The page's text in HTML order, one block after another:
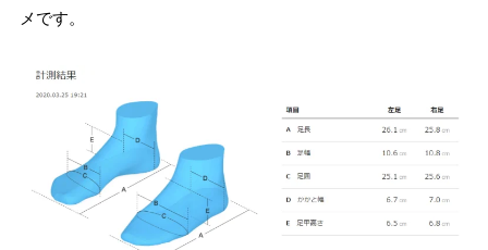
メです。